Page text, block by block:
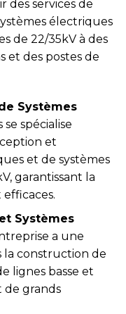
des services de
électriques
de 22/35kV à des
et des postes de
Systèmes
spécialise
et
et de systèmes
garantissant la
Systèmes
a une
la construction de
lignes basse et
de grands